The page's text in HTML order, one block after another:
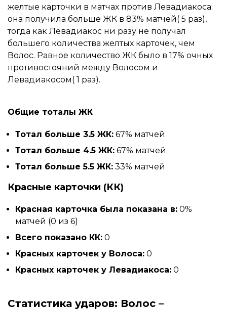
желтые карточки в матчах против Левадиакоса:
она получила больше ЖК в 83% матчей( 5 раз),
тогда как Левадиакос ни разу не получал
большего количества желтых карточек, чем
Волос. Равное количество ЖК было в 17% очных
противостояний между Волосом и
Левадиакосом( 1 раз).
Общие тоталы ЖК
Тотал больше 3.5 ЖК: 67% матчей
Тотал больше 4.5 ЖК: 67% матчей
Тотал больше 5.5 ЖК: 33% матчей
Красные карточки (КК)
Красная карточка была показана в: 0%
матчей (0 из 6)
Всего показано КК: 0
Красных карточек у Волоса: 0
Красных карточек у Левадиакоса: 0
Статистика ударов: Волос –